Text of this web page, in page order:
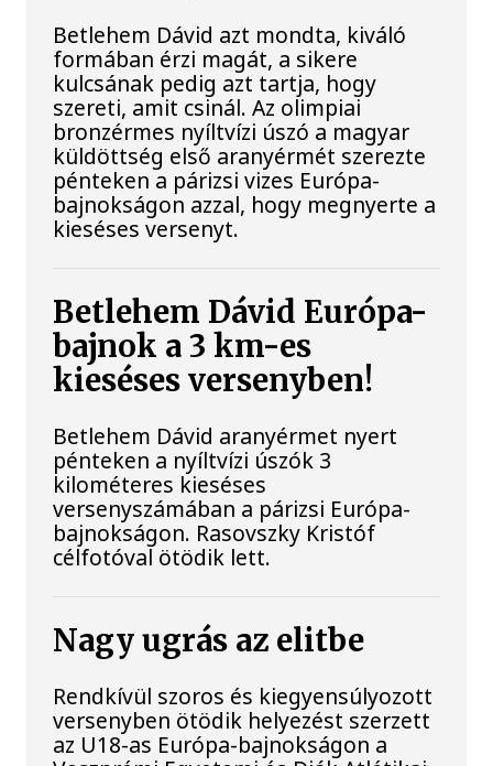
Betlehem Dávid azt mondta, kiváló
formában érzi magát, a sikere
kulcsának pedig azt tartja, hogy
szereti, amit csinál. Az olimpiai
bronzérmes nyíltvízi úszó a magyar
küldöttség első aranyérmét szerezte
pénteken a párizsi vizes Európa-
bajnokságon azzal, hogy megnyerte a
kieséses versenyt.
Betlehem Dávid Európa-
bajnok a 3 km-es
kieséses versenyben!
Betlehem Dávid aranyérmet nyert
pénteken a nyíltvízi úszók 3
kilométeres kieséses
versenyszámában a párizsi Európa-
bajnokságon. Rasovszky Kristóf
célfotóval ötödik lett.
Nagy ugrás az elitbe
Rendkívül szoros és kiegyensúlyozott
versenyben ötödik helyezést szerzett
az U18-as Európa-bajnokságon a